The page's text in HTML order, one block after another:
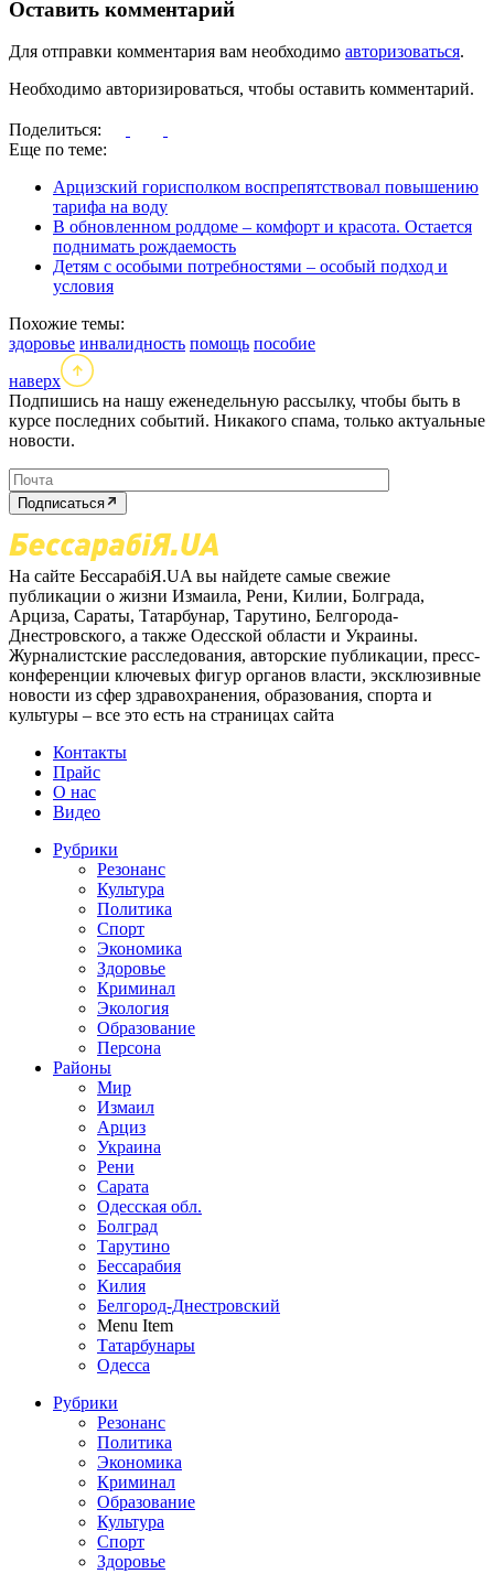
Оставить комментарий
Для отправки комментария вам необходимо авторизоваться.
Необходимо авторизироваться, чтобы оставить комментарий.
Поделиться:
Еще по теме:
Арцизский горисполком воспрепятствовал повышению
тарифа на воду
В обновленном роддоме – комфорт и красота. Остается
поднимать рождаемость
Детям с особыми потребностями – особый подход и
условия
Похожие темы:
здоровье инвалидность помощь пособие
наверх
Подпишись на нашу еженедельную рассылку, чтобы быть в
курсе последних событий. Никакого спама, только актуальные
новости.
Подписаться
На сайте БессарабіЯ.UA вы найдете самые свежие
публикации о жизни Измаила, Рени, Килии, Болграда,
Арциза, Сараты, Татарбунар, Тарутино, Белгорода-
Днестровского, а также Одесской области и Украины.
Журналистские расследования, авторские публикации, пресс-
конференции ключевых фигур органов власти, эксклюзивные
новости из сфер здравохранения, образования, спорта и
культуры – все это есть на страницах сайта
Контакты
Прайс
О нас
Видео
Рубрики
Резонанс
Культура
Политика
Спорт
Экономика
Здоровье
Криминал
Экология
Образование
Персона
Районы
Мир
Измаил
Арциз
Украина
Рени
Сарата
Одесская обл.
Болград
Тарутино
Бессарабия
Килия
Белгород-Днестровский
Menu Item
Татарбунары
Одесса
Рубрики
Резонанс
Политика
Экономика
Криминал
Образование
Культура
Спорт
Здоровье